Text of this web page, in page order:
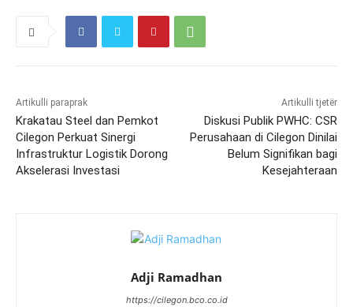
Artikulli paraprak
Krakatau Steel dan Pemkot
Cilegon Perkuat Sinergi
Infrastruktur Logistik Dorong
Akselerasi Investasi
Artikulli tjetër
Diskusi Publik PWHC: CSR
Perusahaan di Cilegon Dinilai
Belum Signifikan bagi
Kesejahteraan
Adji Ramadhan
https://cilegon.bco.co.id